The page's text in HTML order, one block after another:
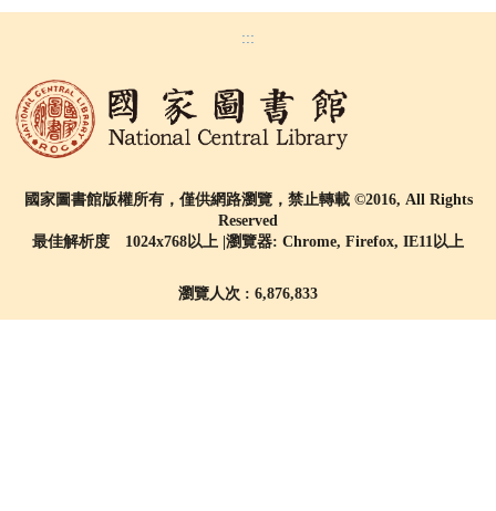
:::
國家圖書館版權所有，僅供網路瀏覽，禁止轉載 ©2016, All Rights
Reserved
最佳解析度 1024x768以上 |瀏覽器: Chrome, Firefox, IE11以上
瀏覽人次 : 6,876,833